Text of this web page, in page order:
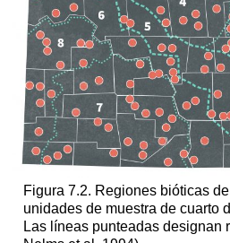
Figura 7.2. Regiones bióticas
unidades de muestra de cuarto
Las líneas punteadas designan